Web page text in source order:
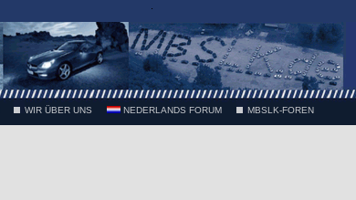
WIR ÜBER UNS NEDERLANDS FORUM MBSLK-FOREN